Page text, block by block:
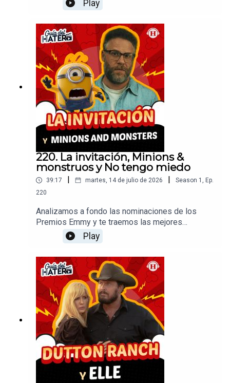
"Lucky" de Apple TV+ protagonizada por Anya
Taylor-Joy marca su regreso a la televisión. El
revelador documental "Naufragio: Pesadilla en el
mar" de Netflix y "Murder 101" de Prime Video
son dos producciones que están dentro de los
tops de esta semana, ¿vale la pena verlos?
Productor: Arturo AlarcónDiseño de audio:
Federico BañosRealización Audiovisual: David
PereyraDiseño Gráfico: Nicole FloresRedes
Sociales: Daniel Carballar
Play
220. La invitación, Minions &
monstruos y No tengo miedo
39:17 | martes, 14 de julio de 2026 | Season 1 , Ep.
220
Analizamos a fondo las nominaciones de los
Premios Emmy y te traemos las mejores
recomendaciones de la semana en streaming: la
serie mexicana de Netflix "No tengo miedo",
ambientada en el Mundial de 1986; la aclamada
producción polaca de HBO "Orgullo" (Pride), que
explora las complejidades de la comunidad queer
y las relaciones humanas; y la hilarante comedia
para adultos "La invitación", dirigida por Olivia
Wilde.Productor: Arturo AlarcónDiseño de audio:
Federico BañosRealización Audiovisual: David
PereyraDiseño Gráfico: Nicole FloresRedes
Sociales: Daniel Carballar
Play